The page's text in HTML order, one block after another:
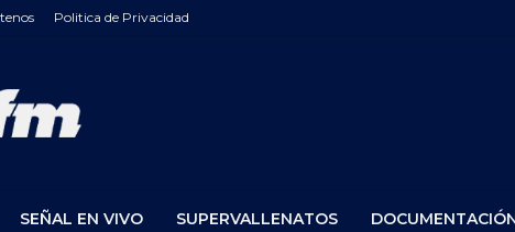
Politica de Privacidad
SEÑAL EN VIVO SUPERVALLENATOS